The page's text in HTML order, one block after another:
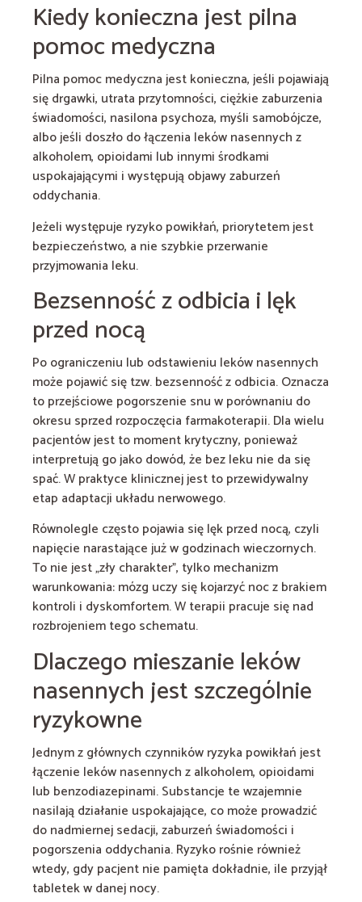
Kiedy konieczna jest pilna
pomoc medyczna
Pilna pomoc medyczna jest konieczna, jeśli pojawiają
się drgawki, utrata przytomności, ciężkie zaburzenia
świadomości, nasilona psychoza, myśli samobójcze,
albo jeśli doszło do łączenia leków nasennych z
alkoholem, opioidami lub innymi środkami
uspokajającymi i występują objawy zaburzeń
oddychania.
Jeżeli występuje ryzyko powikłań, priorytetem jest
bezpieczeństwo, a nie szybkie przerwanie
przyjmowania leku.
Bezsenność z odbicia i lęk
przed nocą
Po ograniczeniu lub odstawieniu leków nasennych
może pojawić się tzw. bezsenność z odbicia. Oznacza
to przejściowe pogorszenie snu w porównaniu do
okresu sprzed rozpoczęcia farmakoterapii. Dla wielu
pacjentów jest to moment krytyczny, ponieważ
interpretują go jako dowód, że bez leku nie da się
spać. W praktyce klinicznej jest to przewidywalny
etap adaptacji układu nerwowego.
Równolegle często pojawia się lęk przed nocą, czyli
napięcie narastające już w godzinach wieczornych.
To nie jest „zły charakter”, tylko mechanizm
warunkowania: mózg uczy się kojarzyć noc z brakiem
kontroli i dyskomfortem. W terapii pracuje się nad
rozbrojeniem tego schematu.
Dlaczego mieszanie leków
nasennych jest szczególnie
ryzykowne
Jednym z głównych czynników ryzyka powikłań jest
łączenie leków nasennych z alkoholem, opioidami
lub benzodiazepinami. Substancje te wzajemnie
nasilają działanie uspokajające, co może prowadzić
do nadmiernej sedacji, zaburzeń świadomości i
pogorszenia oddychania. Ryzyko rośnie również
wtedy, gdy pacjent nie pamięta dokładnie, ile przyjął
tabletek w danej nocy.